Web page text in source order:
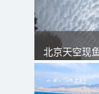
北京天空现